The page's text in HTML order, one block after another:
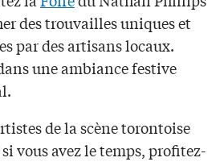
des trouvaillesuniques et
par des artisans locaux.
une ambiance festive
de la scène torontoise
vous avez le temps, profitez-